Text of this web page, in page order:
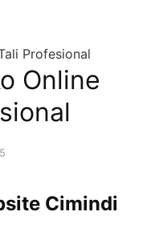
Profesional
Online
Cimindi